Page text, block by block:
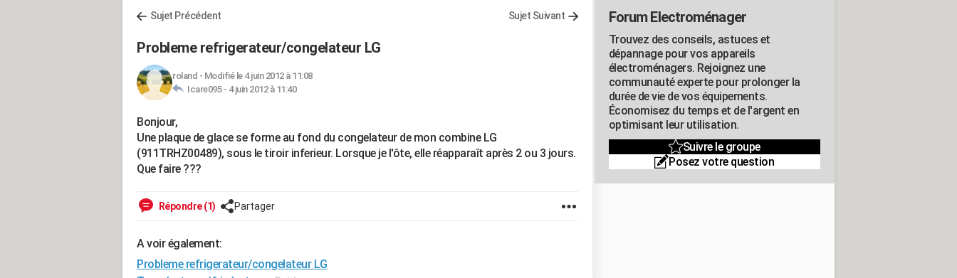
Sujet Précédent Sujet Suivant
Probleme refrigerateur/congelateur LG
roland - Modifié le 4 juin 2012 à 11:08
Icare095 - 4 juin 2012 à 11:40
Bonjour,
Une plaque de glace se forme au fond du congelateur de mon combine LG
(911TRHZ00489), sous le tiroir inferieur. Lorsque je l'ôte, elle réapparaît après 2 ou 3 jours.
Que faire ???
Répondre (1) Partager
A voir également:
Probleme refrigerateur/congelateur LG
Forum Electroménager
Trouvez des conseils, astuces et
dépannage pour vos appareils
électroménagers. Rejoignez une
communauté experte pour prolonger la
durée de vie de vos équipements.
Économisez du temps et de l'argent en
optimisant leur utilisation.
Suivre le groupe
Posez votre question